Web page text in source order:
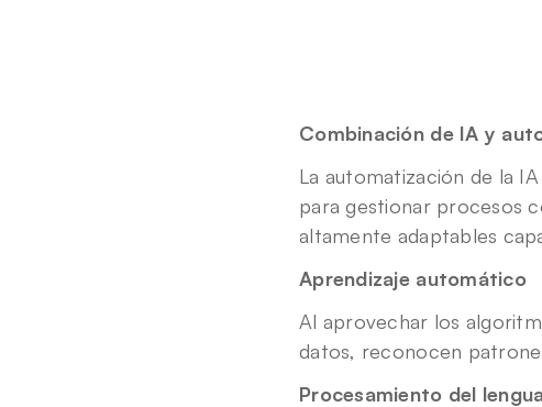
Combinación de IA y
La automatización de la
para gestionar procesos
altamente adaptables
Aprendizaje automático
Al aprovechar los
datos, reconocen
Procesamiento del